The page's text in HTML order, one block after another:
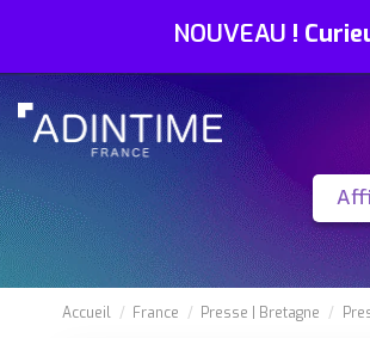
NOUVEAU !
Accueil France Presse Bretagne